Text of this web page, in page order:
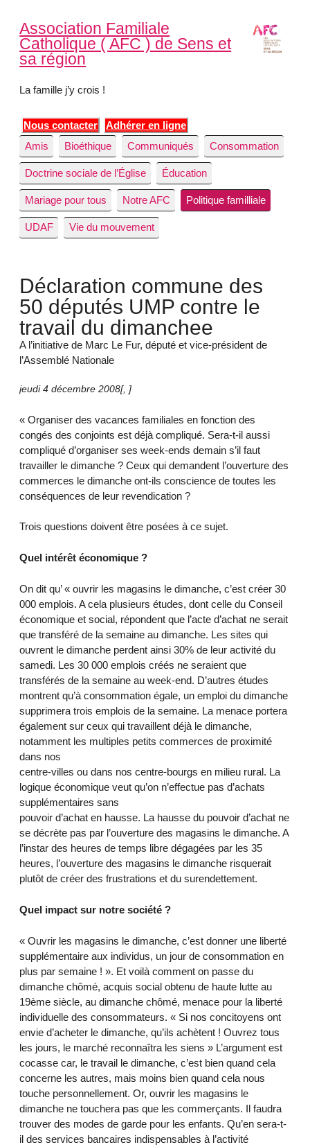
Association Familiale
Catholique ( AFC ) de Sens et
sa région
La famille j’y crois !
Nous contacter
Adhérer en ligne
Amis
Bioéthique Communiqués Consommation
Doctrine sociale de l’Église Éducation
Mariage pour tous Notre AFC Politique familliale
UDAF Vie du mouvement
Déclaration commune des
50 députés UMP contre le
travail du dimanchee
A l’initiative de Marc Le Fur, député et vice-président de
l’Assemblé Nationale
jeudi 4 décembre 2008[, ]
« Organiser des vacances familiales en fonction des
congés des conjoints est déjà compliqué. Sera-t-il aussi
compliqué d’organiser ses week-ends demain s’il faut
travailler le dimanche ? Ceux qui demandent l’ouverture des
commerces le dimanche ont-ils conscience de toutes les
conséquences de leur revendication ?
Trois questions doivent être posées à ce sujet.
Quel intérêt économique ?
On dit qu’ « ouvrir les magasins le dimanche, c’est créer 30
000 emplois. A cela plusieurs études, dont celle du Conseil
économique et social, répondent que l’acte d’achat ne serait
que transféré de la semaine au dimanche. Les sites qui
ouvrent le dimanche perdent ainsi 30% de leur activité du
samedi. Les 30 000 emplois créés ne seraient que
transférés de la semaine au week-end. D’autres études
montrent qu’à consommation égale, un emploi du dimanche
supprimera trois emplois de la semaine. La menace portera
également sur ceux qui travaillent déjà le dimanche,
notamment les multiples petits commerces de proximité
dans nos
centre-villes ou dans nos centre-bourgs en milieu rural. La
logique économique veut qu’on n’effectue pas d’achats
supplémentaires sans
pouvoir d’achat en hausse. La hausse du pouvoir d’achat ne
se décrète pas par l’ouverture des magasins le dimanche. A
l’instar des heures de temps libre dégagées par les 35
heures, l’ouverture des magasins le dimanche risquerait
plutôt de créer des frustrations et du surendettement.
Quel impact sur notre société ?
« Ouvrir les magasins le dimanche, c’est donner une liberté
supplémentaire aux individus, un jour de consommation en
plus par semaine ! ». Et voilà comment on passe du
dimanche chômé, acquis social obtenu de haute lutte au
19ème siècle, au dimanche chômé, menace pour la liberté
individuelle des consommateurs. « Si nos concitoyens ont
envie d’acheter le dimanche, qu’ils achètent ! Ouvrez tous
les jours, le marché reconnaîtra les siens » L’argument est
cocasse car, le travail le dimanche, c’est bien quand cela
concerne les autres, mais moins bien quand cela nous
touche personnellement. Or, ouvrir les magasins le
dimanche ne touchera pas que les commerçants. Il faudra
trouver des modes de garde pour les enfants. Qu’en sera-t-
il des services bancaires indispensables à l’activité